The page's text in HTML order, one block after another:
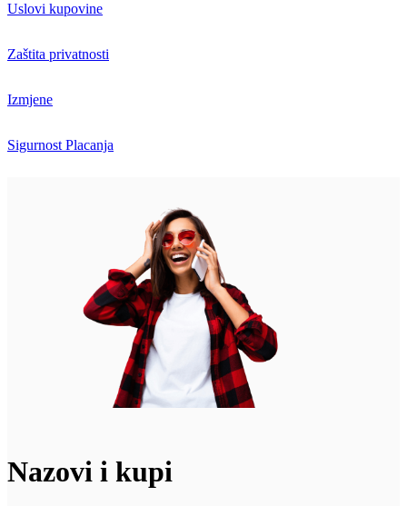
Uslovi kupovine
Zaštita privatnosti
Izmjene
Sigurnost Placanja
Nazovi i kupi